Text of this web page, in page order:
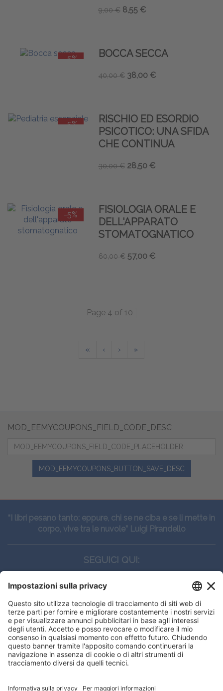
9,00 € 8,55 €
-5% BOCCA SECCA
40,00 € 38,00 €
-5%
RISCHIO ED ESORDIO
PSICOTICO: UNA SFIDA
CHE CONTINUA
30,00 € 28,50 €
-5%
FISIOLOGIA ORALE E
DELL'APPARATO
STOMATOGNATICO
60,00 € 57,00 €
Page 4 of 10
« ‹ › »
you get the best experience on our
MOD_EEMYCOUPONS_FIELD_CODE_DESC
MOD_EEMYCOUPONS_BUTTON_SAVE_DESC
“I libri pesano tanto: eppure, chi se ne ciba e se li mette in
corpo, vive tra le nuvole” Luigi Pirandello
SEGUICI QUI:
CONTATTI
Edi.Ermes srl
Viale E. Forlanini, 21 - 20134, Milano
(+39)027021121
E-mail:eeinfo@eenet.it